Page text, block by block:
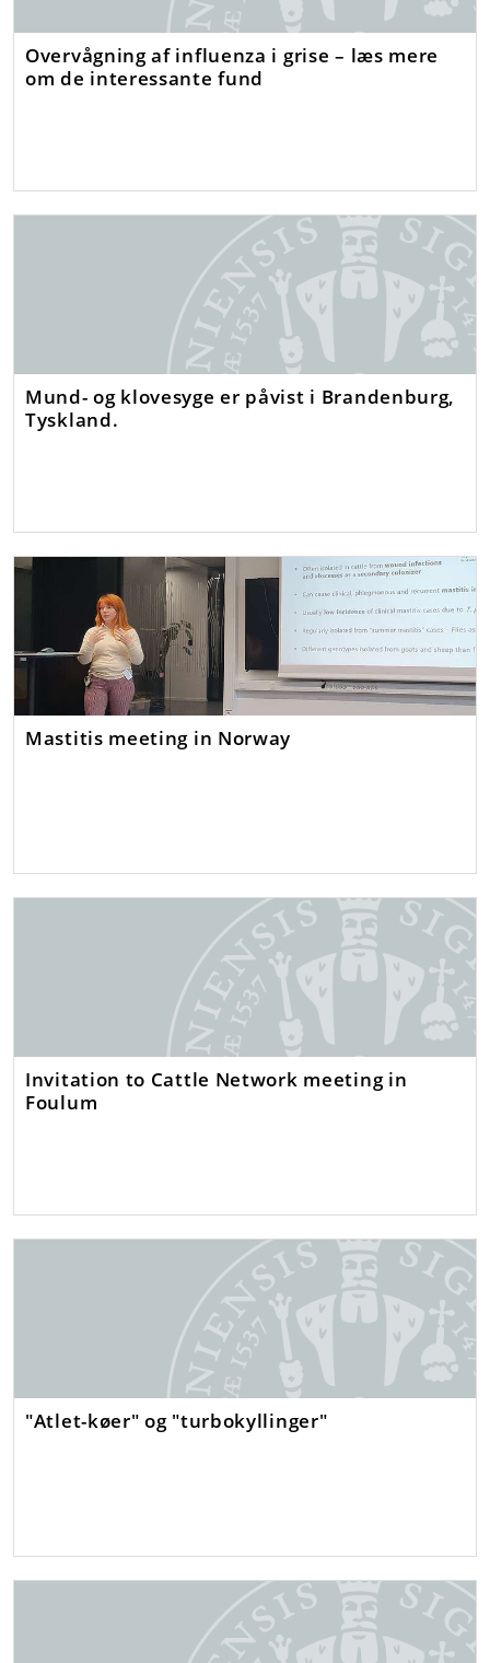
Overvågning af influenza i grise – læs mere
om de interessante fund
Mund- og klovesyge er påvist i Brandenburg,
Tyskland.
Mastitis meeting in Norway
Invitation to Cattle Network meeting in
Foulum
"Atlet-køer" og "turbokyllinger"